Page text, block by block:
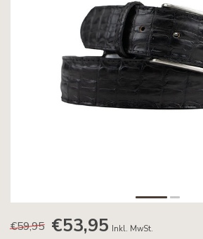
€59,95 €53,95 Inkl. MwSt.